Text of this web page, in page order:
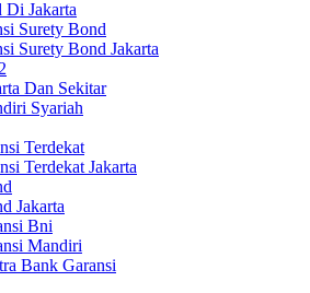
Di Jakarta
Surety Bond
Surety Bond Jakarta
Dan Sekitar
Syariah
Terdekat
Terdekat Jakarta
Jakarta
Bni
Mandiri
Bank Garansi